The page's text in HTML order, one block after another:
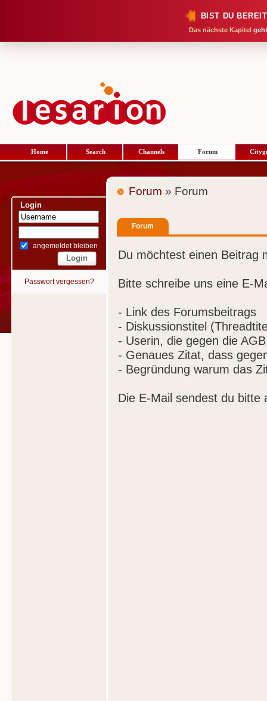
BIST DU
Das nächste Kapitel
Home Search Channels Forum
Login
angemeldet bleiben
Passwort vergessen?
Forum » Forum
Forum
Du möchtest einen Beitrag
Bitte schreibe uns eine E-
- Link des Forumsbeitrags
- Diskussionstitel
- Userin, die gegen die
- Genaues Zitat, dass
- Begründung warum das
Die E-Mail sendest du bitte